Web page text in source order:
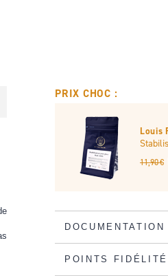
PRIX CHOC :
Louis
11,90 €
POINTS FIDÉLITÉ